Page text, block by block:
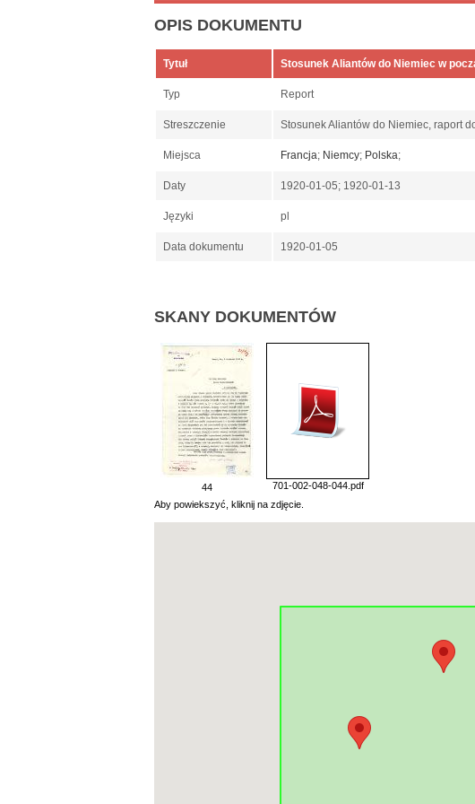
OPIS DOKUMENTU
Tytuł Stosunek Aliantów do Niemiec w
Typ Report
Streszczenie Stosunek Aliantów do Niemiec, raport
Miejsca Francja; Niemcy; Polska;
Daty 1920-01-05; 1920-01-13
Języki pl
Data dokumentu 1920-01-05
SKANY DOKUMENTÓW
44
701-002-048-044.pdf
Aby powiekszyć, kliknij na zdjęcie.